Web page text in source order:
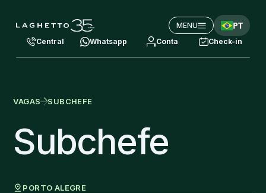
MENU PT
Central Whatsapp Conta Check-in
VAGAS SUBCHEFE
Subchefe
PORTO ALEGRE